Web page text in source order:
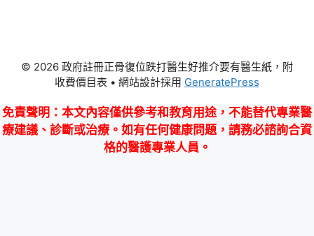
© 2026 政府註冊正骨復位跌打醫生好推介要有醫生紙，附
收費價目表 • 網站設計採用 GeneratePress
免責聲明 ：本文內容僅供參考和教育用途，不能替代專業醫
療建議、診斷或治療。如有任何健康問題，請務必諮詢合資
格的醫護專業人員。